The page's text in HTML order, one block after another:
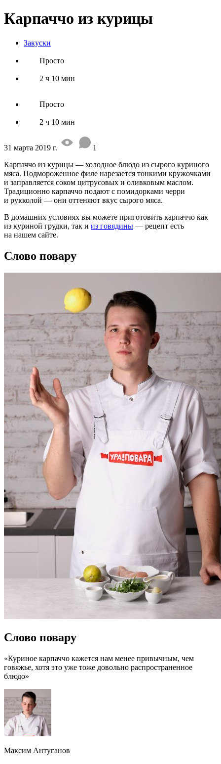
Карпаччо из курицы
Закуски
Просто
2 ч 10 мин
Просто
2 ч 10 мин
31 марта 2019 г.
1
Карпаччо из курицы — холодное блюдо из сырого куриного
мяса. Подмороженное филе нарезается тонкими кружочками
и заправляется соком цитрусовых и оливковым маслом.
Традиционно карпаччо подают с помидорками черри
и рукколой — они оттеняют вкус сырого мяса.
В домашних условиях вы можете приготовить карпаччо как
из куриной грудки, так и из говядины — рецепт есть
на нашем сайте.
Слово повару
Слово повару
«Куриное карпаччо кажется нам менее привычным, чем
говяжье, хотя это уже тоже довольно распространенное
блюдо»
Максим Антуганов